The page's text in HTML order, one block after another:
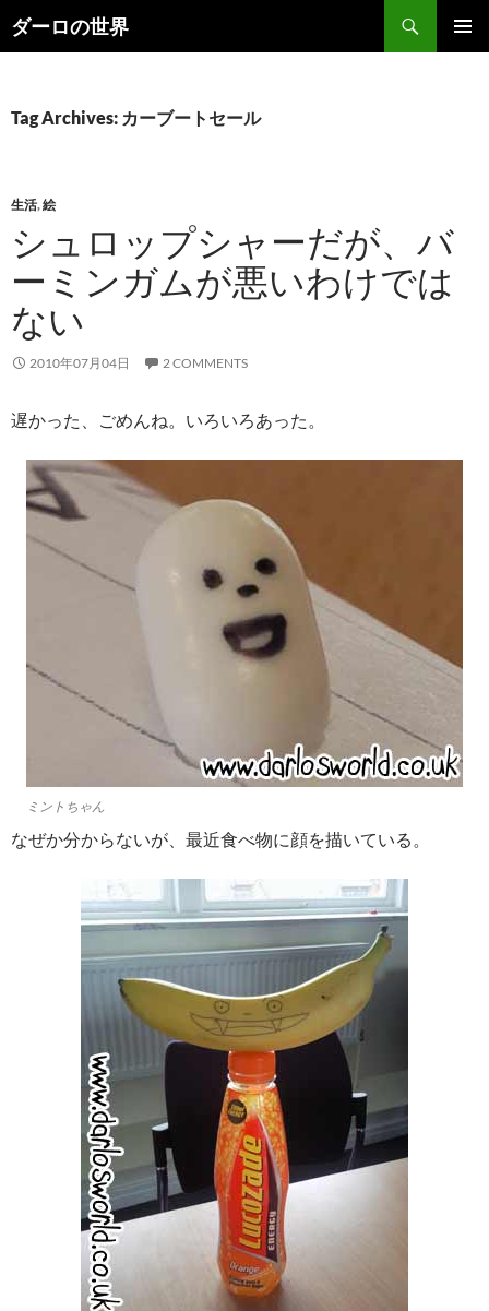
Skip
toダーロの世界
Search
Tag Archives: カーブートセール
生活,絵
シュロップシャーだが、バ
ーミンガムが悪いわけでは
ない
2010年07月04日 2 COMMENTS
遅かった、ごめんね。いろいろあった。
ミントちゃん
なぜか分からないが、最近食べ物に顔を描いている。